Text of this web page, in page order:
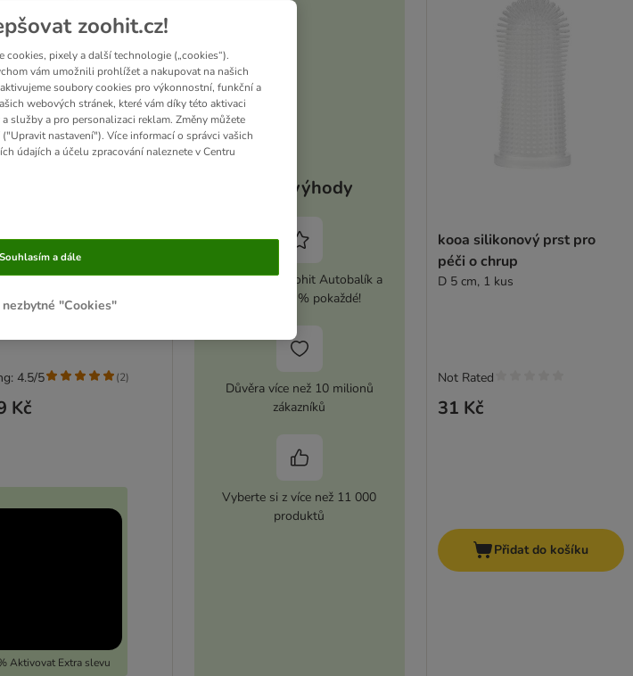
nůžky na drápky s LED
x Š 5 x V 2 cm
Kč
Aktivovat Extra slevu
4.5/5 (2)
Vaše výhody
Aktivujte si zoohit Autobalík a
ušetřete 5 % pokaždé!
Důvěra více než 10 milionů
zákazníků
Vyberte si z více než 11 000
produktů
kooa silikonový prst pro
péči o chrup
D 5 cm, 1 kus
31 Kč
Not Rated
Přidat do košíku
zoohit.cz!
pixely a další technologie („cookies“).
vám umožnili prohlížet a nakupovat na našich
soubory cookies pro výkonnostní, funkční a
webových stránek, které vám díky této aktivaci
služby a pro personalizaci reklam. Změny můžete
nastavení"). Více informací o správci vašich
údajích a účelu zpracování naleznete v Centru
nezbytné "Cookies"
Souhlasím a dále